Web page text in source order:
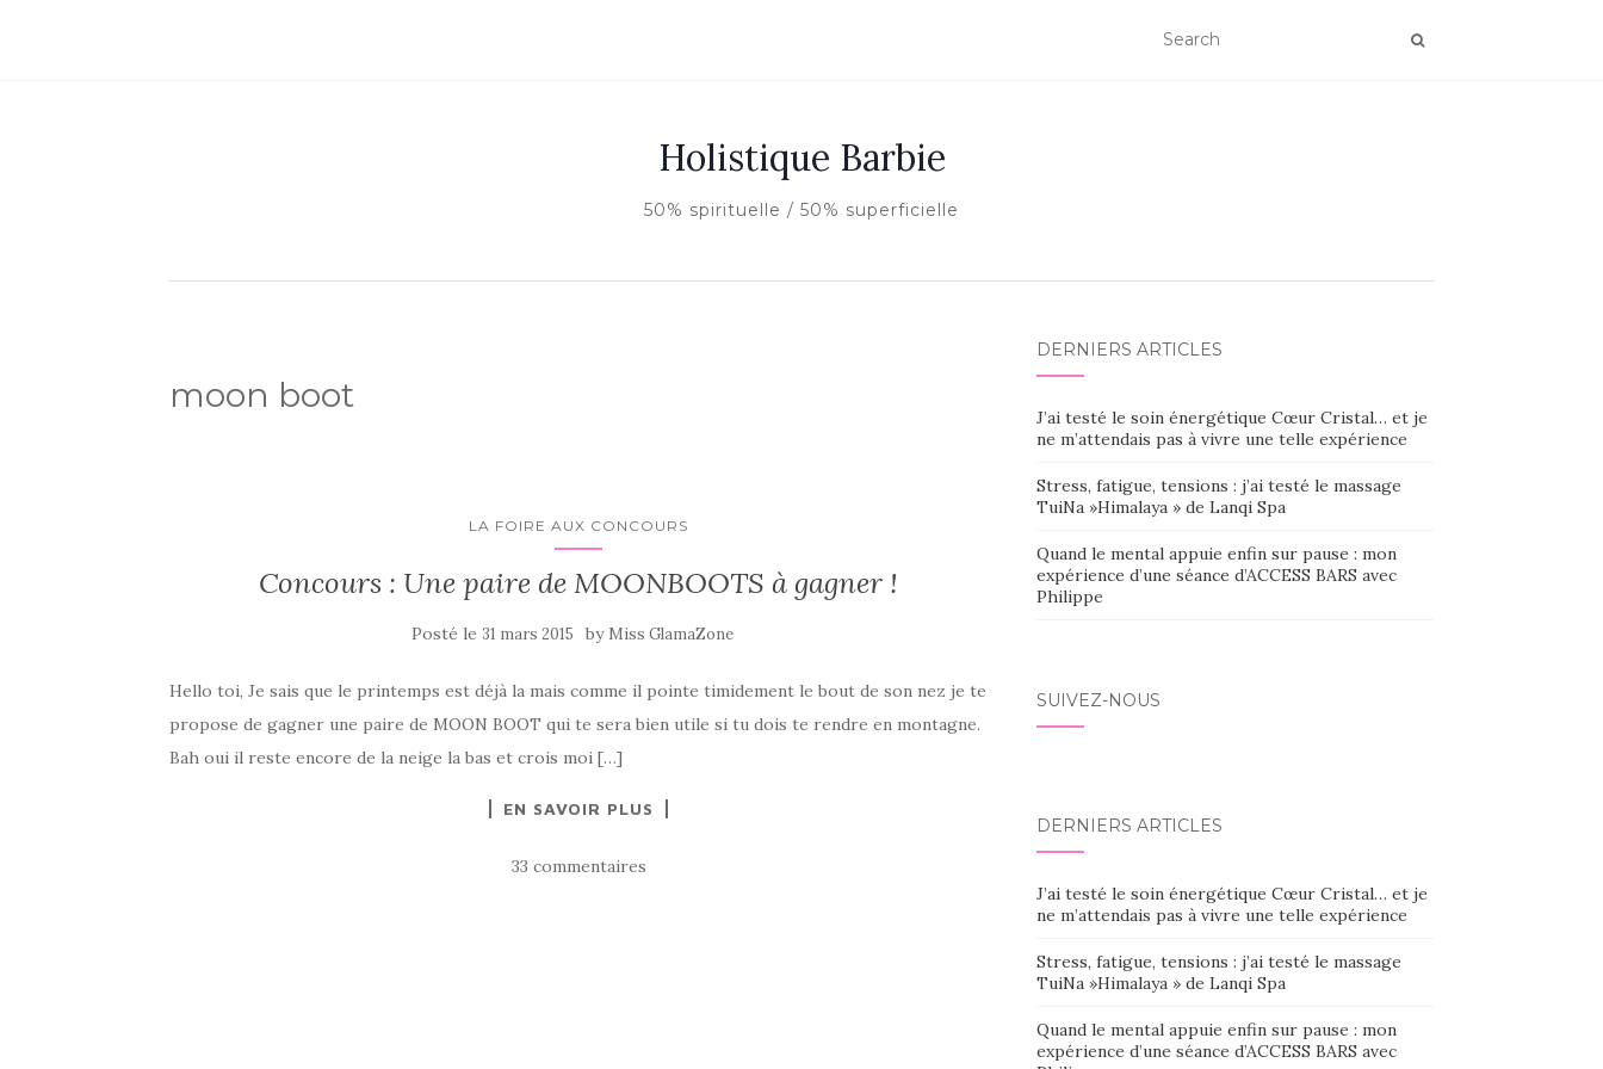
Holistique Barbie
50% spirituelle / 50% superficielle
moon boot
LA FOIRE AUX CONCOURS
Concours : Une paire de MOONBOOTS à gagner !
Posté le 31 mars 2015 by Miss GlamaZone
Hello toi, Je sais que le printemps est déjà la mais comme il pointe timidement le bout de son nez je te
propose de gagner une paire de MOON BOOT qui te sera bien utile si tu dois te rendre en montagne.
Bah oui il reste encore de la neige la bas et crois moi […]
EN SAVOIR PLUS
33 commentaires
DERNIERS ARTICLES
J’ai testé le soin énergétique Cœur Cristal… et je
ne m’attendais pas à vivre une telle expérience
Stress, fatigue, tensions : j’ai testé le massage
TuiNa »Himalaya » de Lanqi Spa
Quand le mental appuie enfin sur pause : mon
expérience d’une séance d’ACCESS BARS avec
Philippe
SUIVEZ-NOUS
DERNIERS ARTICLES
J’ai testé le soin énergétique Cœur Cristal… et je
ne m’attendais pas à vivre une telle expérience
Stress, fatigue, tensions : j’ai testé le massage
TuiNa »Himalaya » de Lanqi Spa
Quand le mental appuie enfin sur pause : mon
expérience d’une séance d’ACCESS BARS avec